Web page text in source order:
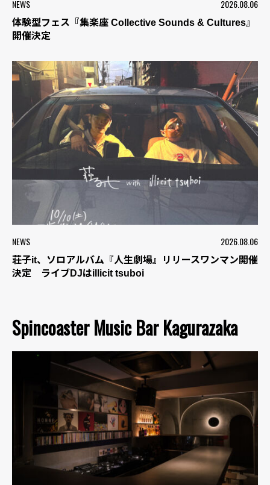
NEWS 2026.08.06
体験型フェス『集楽座 Collective Sounds & Cultures』
開催決定
NEWS 2026.08.06
荘子it、ソロアルバム『人生劇場』リリースワンマン開催
決定 ライブDJはillicit tsuboi
Spincoaster Music Bar Kagurazaka